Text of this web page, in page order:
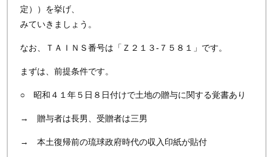
定））を挙げ、
みていきましょう。
なお、ＴＡＩＮＳ番号は「Ｚ２１３‐７５８１」です。
まずは、前提条件です。
○ 昭和４１年５日８日付けで土地の贈与に関する覚書あり
→ 贈与者は長男、受贈者は三男
→ 本土復帰前の琉球政府時代の収入印紙が貼付